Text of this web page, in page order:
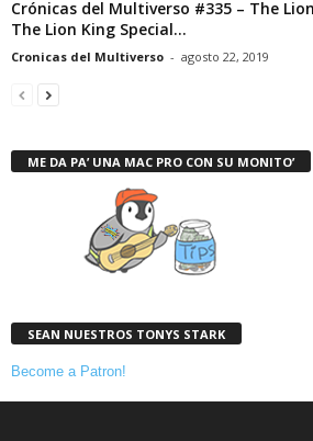
Crónicas del Multiverso #335 – The
The Lion King Special...
Cronicas del Multiverso - agosto 22, 2019
ME DA PA’ UNA MAC PRO CON SU MONITO’
SEAN NUESTROS TONYS STARK
Become a Patron!